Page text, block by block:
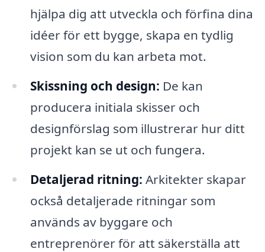
hjälpa dig att utveckla och förfina dina
idéer för ett bygge, skapa en tydlig
vision som du kan arbeta mot.
Skissning och design: De kan
producera initiala skisser och
designförslag som illustrerar hur ditt
projekt kan se ut och fungera.
Detaljerad ritning: Arkitekter skapar
också detaljerade ritningar som
används av byggare och
entreprenörer för att säkerställa att